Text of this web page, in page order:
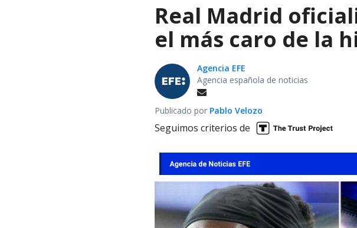
Real Madrid
el más caro de la
Agencia EFE
Agencia española de noticias
Publicado por Pablo Velozo
Seguimos criterios de